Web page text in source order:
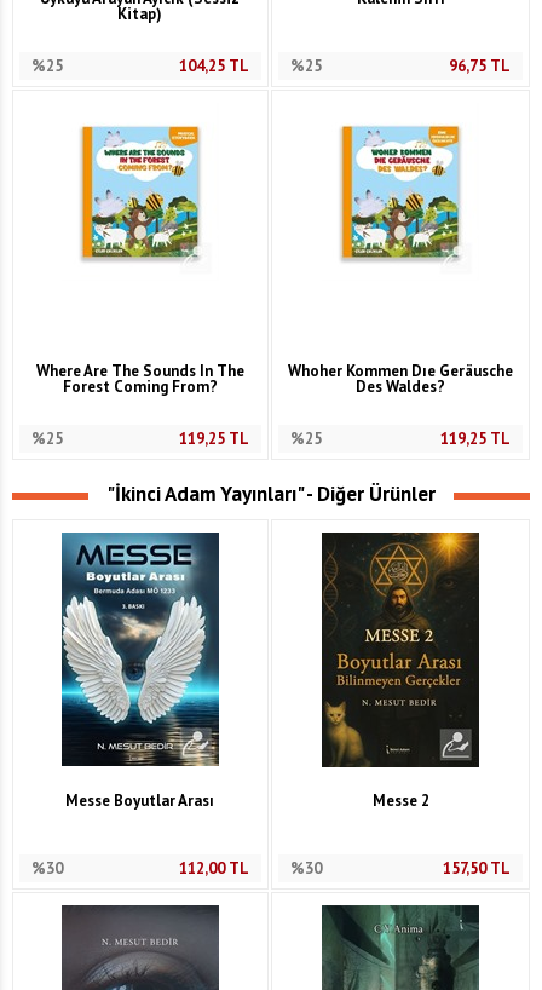
Kitap)
%25 104,25TL %25 96,75 TL
Where Are The Sounds In The
Forest Coming From?
%25 119,25TL
Whoher Kommen Dıe Geräusche
Des Waldes?
%25 119,25 TL
"İkinci Adam Yayınları" - Diğer Ürünler
Messe Boyutlar Arası
%30 112,00TL
Messe 2
%30 157,50TL